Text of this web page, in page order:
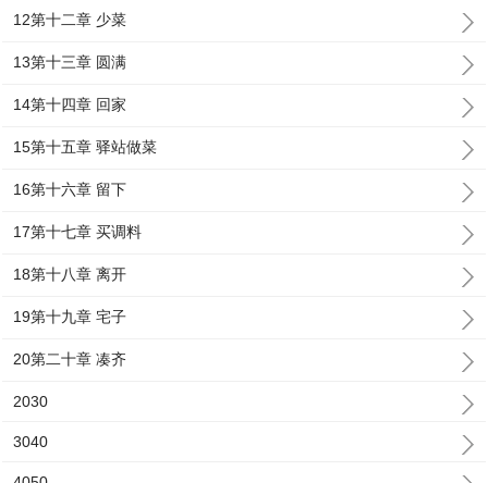
12第十二章 少菜
13第十三章 圆满
14第十四章 回家
15第十五章 驿站做菜
16第十六章 留下
17第十七章 买调料
18第十八章 离开
19第十九章 宅子
20第二十章 凑齐
2030
3040